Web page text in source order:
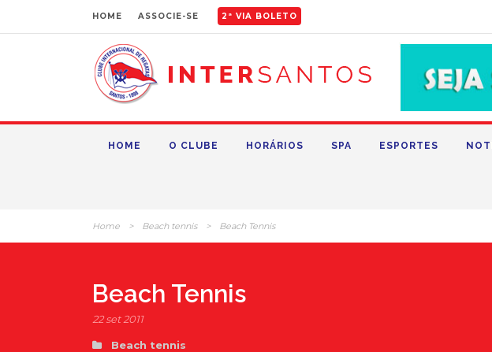
HOME ASSOCIE-SE 2ª VIA BOLETO
HOME O CLUBE HORÁRIOS SPA ESPORTES
Home > Beach tennis > Beach Tennis
Beach Tennis
22 set 2011
Beach tennis